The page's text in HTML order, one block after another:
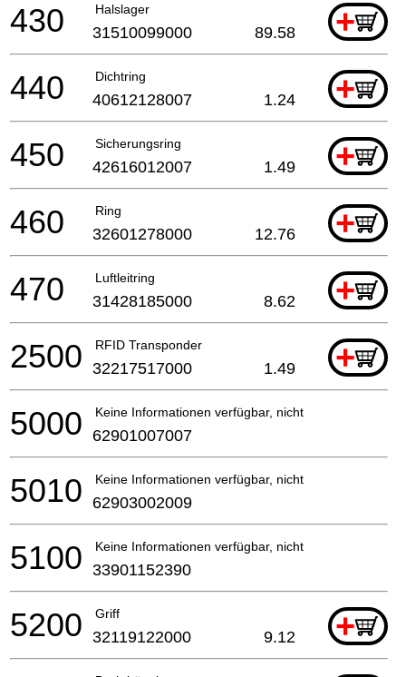
Halslager +
430 31510099000 89.58
Dichtring +
440 40612128007 1.24
Sicherungsring +
450 42616012007 1.49
Ring +
460 32601278000 12.76
Luftleitring +
470 31428185000 8.62
RFID Transponder +
2500 32217517000 1.49
Keine Informationen verfügbar, nicht bestellbar
5000 62901007007
Keine Informationen verfügbar, nicht bestellbar
5010 62903002009
Keine Informationen verfügbar, nicht bestellbar
5100 33901152390
Griff +
5200 32119122000 9.12